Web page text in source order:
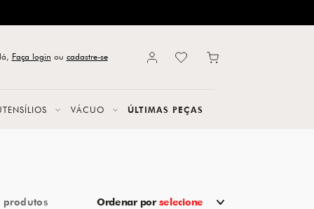
Faça login ou cadastre-se
VÁCUO ÚLTIMAS PEÇAS
Ordenar por selecione